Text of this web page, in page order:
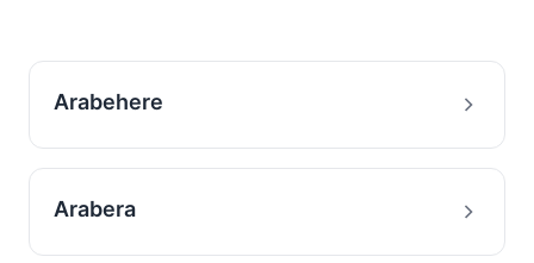
Arabehere
Arabera